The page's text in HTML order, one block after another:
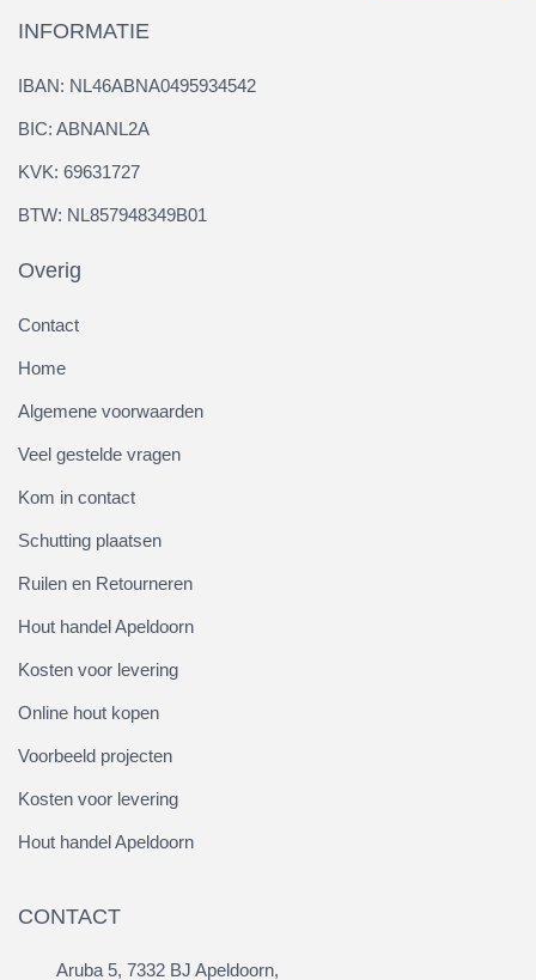
INFORMATIE
IBAN: NL46ABNA0495934542
BIC: ABNANL2A
KVK: 69631727
BTW: NL857948349B01
Overig
Contact
Home
Algemene voorwaarden
Veel gestelde vragen
Kom in contact
Schutting plaatsen
Ruilen en Retourneren
Hout handel Apeldoorn
Kosten voor levering
Online hout kopen
Voorbeeld projecten
Kosten voor levering
Hout handel Apeldoorn
CONTACT
Aruba 5, 7332 BJ Apeldoorn,